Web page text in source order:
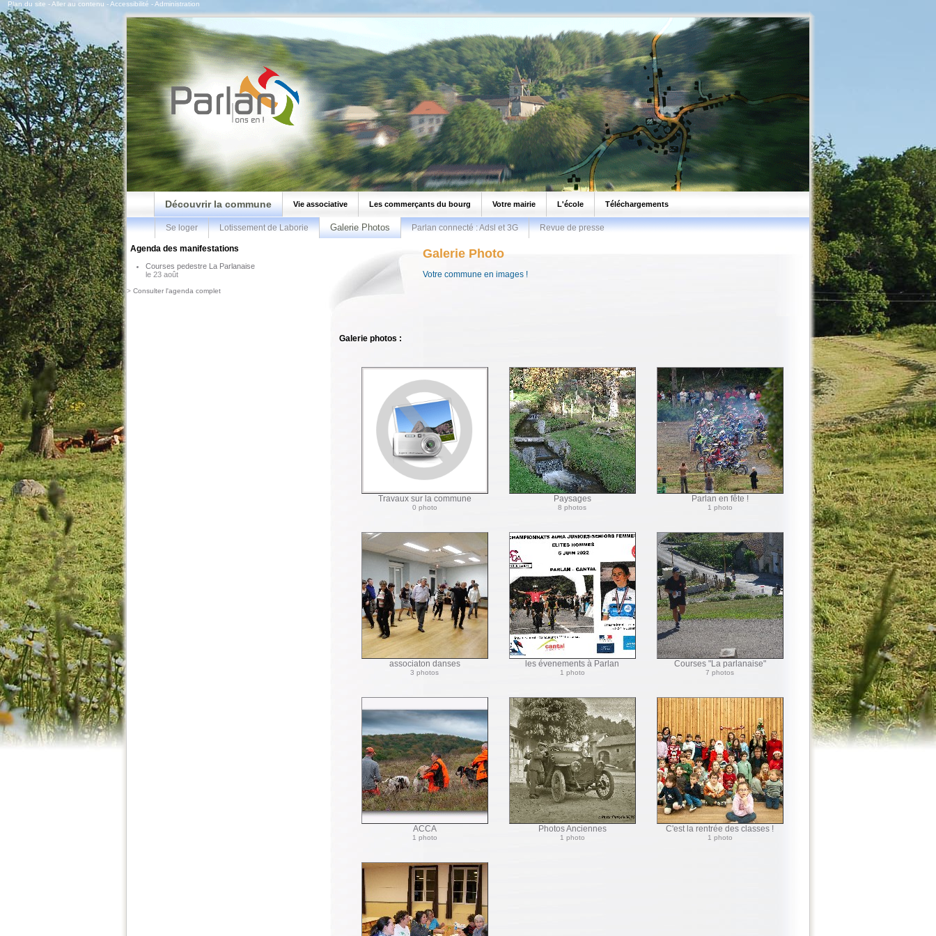
Plan du site -Aller au contenu -Accessibilité -Administration
Découvrir la commune Vie associative Les commerçants du bourg Votre mairie L'école Téléchargements
Se loger Lotissement de Laborie Galerie Photos Parlan connecté : Adsl et 3G Revue de presse
Agenda des manifestations
Courses pedestre La Parlanaise
le 23 août
> Consulter l'agenda complet
Galerie Photo
Votre commune en images !
Galerie photos :
Travaux sur la commune
0 photo
Paysages
8 photos
Parlan en fête !
1 photo
associaton danses
3 photos
les évenements à Parlan
1 photo
Courses "La parlanaise"
7 photos
ACCA
1 photo
Photos Anciennes
1 photo
C'est la rentrée des classes !
1 photo